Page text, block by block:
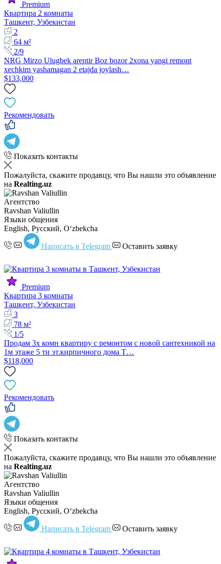
Premium
Квартира 2 комнаты
Ташкент, Узбекистан
2
64 м²
2/9
NRG Mirzo Ulugbek arentir Boz bozor 2xona yangi remont
xechkim yashamagan 2 etajda joylash…
$133,000
Рекомендовать
Показать контакты
Пожалуйста, скажите продавцу, что Вы нашли это объявление
на Realting.uz
Агентство
Ravshan Valiullin
Языки общения
English, Русский, Oʻzbekcha
Написать в Telegram Оставить заявку
Premium
Квартира 3 комнаты
Ташкент, Узбекистан
3
78 м²
1/5
Продам 3х комн квартиру с ремонтом с новой сантехникой на
1м этаже 5 ти эт.кирпичного дома Т…
$118,000
Рекомендовать
Показать контакты
Пожалуйста, скажите продавцу, что Вы нашли это объявление
на Realting.uz
Агентство
Ravshan Valiullin
Языки общения
English, Русский, Oʻzbekcha
Написать в Telegram Оставить заявку